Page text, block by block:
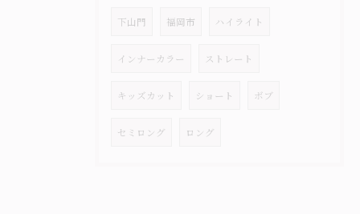
下山門 福岡市 ハイライト
インナーカラー ストレート
キッズカット ショート ボブ
セミロング ロング